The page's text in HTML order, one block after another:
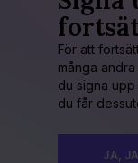
För att
många
du signa
du får
JA,